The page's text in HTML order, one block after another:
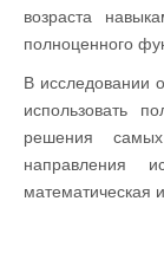
возраста
полноценного
В исследовании
использовать
решения
направления
математическая